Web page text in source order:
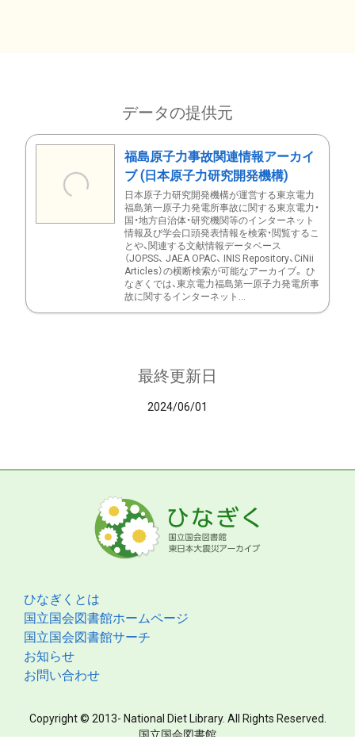
データの提供元
福島原子力事故関連情報アーカイ
ブ (日本原子力研究開発機構)
日本原子力研究開発機構が運営する東京電力
福島第一原子力発電所事故に関する東京電力・
国・地方自治体・研究機関等のインターネット
情報及び学会口頭発表情報を検索・閲覧するこ
とや、関連する文献情報データベース
（JOPSS、 JAEA OPAC、 INIS Repository、CiNii
Articles）の横断検索が可能なアーカイブ。 ひ
なぎくでは、東京電力福島第一原子力発電所事
故に関するインターネット...
最終更新日
2024/06/01
ひなぎくとは
国立国会図書館ホームページ
国立国会図書館サーチ
お知らせ
お問い合わせ
Copyright © 2013- National Diet Library. All Rights Reserved.